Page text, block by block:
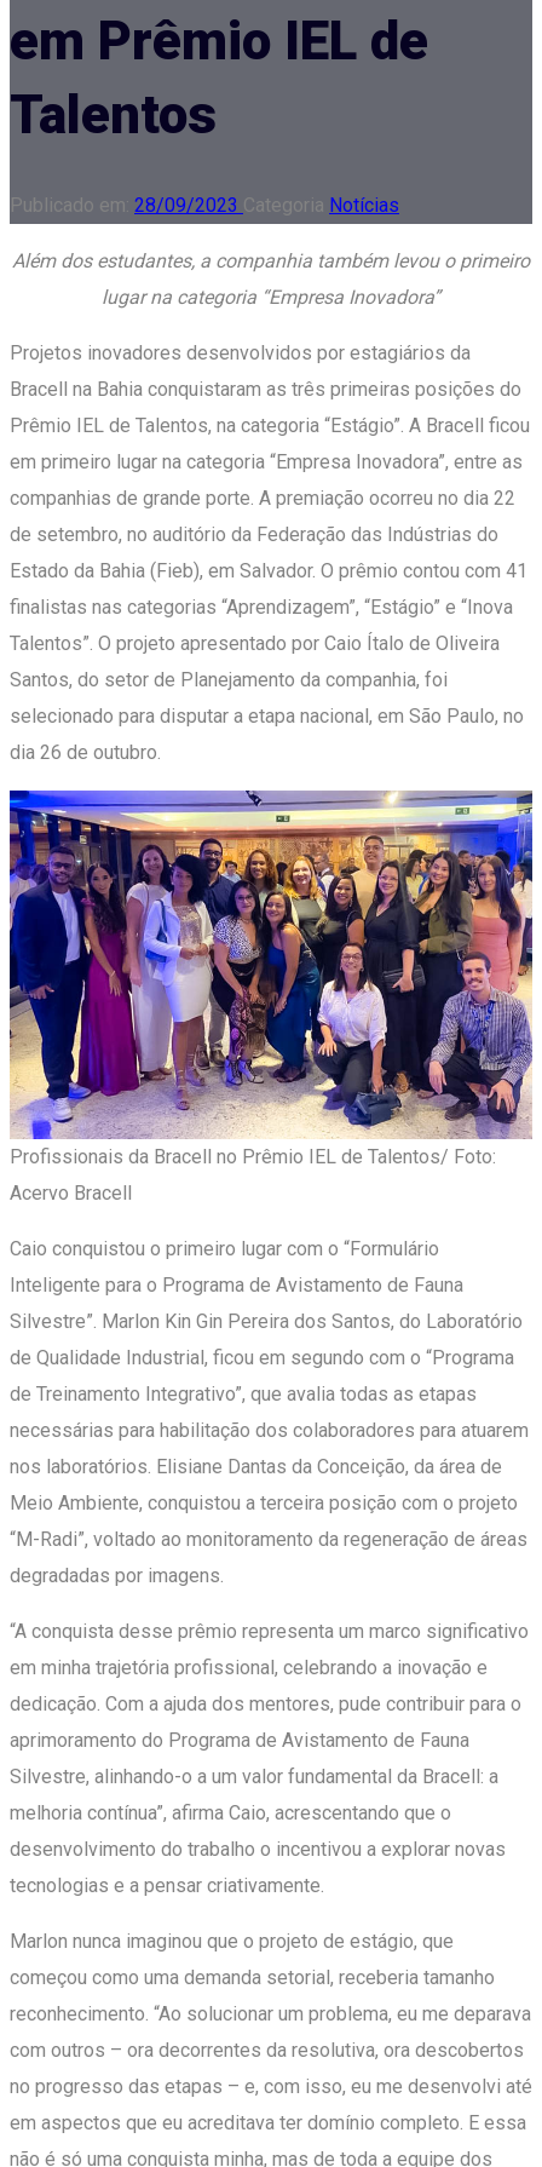
em Prêmio IEL de
Talentos
Publicado em: 28/09/2023 Categoria Notícias
Além dos estudantes, a companhia também levou o primeiro
lugar na categoria “Empresa Inovadora”
Projetos inovadores desenvolvidos por estagiários da
Bracell na Bahia conquistaram as três primeiras posições do
Prêmio IEL de Talentos, na categoria “Estágio”. A Bracell ficou
em primeiro lugar na categoria “Empresa Inovadora”, entre as
companhias de grande porte. A premiação ocorreu no dia 22
de setembro, no auditório da Federação das Indústrias do
Estado da Bahia (Fieb), em Salvador. O prêmio contou com 41
finalistas nas categorias “Aprendizagem”, “Estágio” e “Inova
Talentos”. O projeto apresentado por Caio Ítalo de Oliveira
Santos, do setor de Planejamento da companhia, foi
selecionado para disputar a etapa nacional, em São Paulo, no
dia 26 de outubro.
Profissionais da Bracell no Prêmio IEL de Talentos/ Foto:
Acervo Bracell
Caio conquistou o primeiro lugar com o “Formulário
Inteligente para o Programa de Avistamento de Fauna
Silvestre”. Marlon Kin Gin Pereira dos Santos, do Laboratório
de Qualidade Industrial, ficou em segundo com o “Programa
de Treinamento Integrativo”, que avalia todas as etapas
necessárias para habilitação dos colaboradores para atuarem
nos laboratórios. Elisiane Dantas da Conceição, da área de
Meio Ambiente, conquistou a terceira posição com o projeto
“M-Radi”, voltado ao monitoramento da regeneração de áreas
degradadas por imagens.
“A conquista desse prêmio representa um marco significativo
em minha trajetória profissional, celebrando a inovação e
dedicação. Com a ajuda dos mentores, pude contribuir para o
aprimoramento do Programa de Avistamento de Fauna
Silvestre, alinhando-o a um valor fundamental da Bracell: a
melhoria contínua”, afirma Caio, acrescentando que o
desenvolvimento do trabalho o incentivou a explorar novas
tecnologias e a pensar criativamente.
Marlon nunca imaginou que o projeto de estágio, que
começou como uma demanda setorial, receberia tamanho
reconhecimento. “Ao solucionar um problema, eu me deparava
com outros – ora decorrentes da resolutiva, ora descobertos
no progresso das etapas – e, com isso, eu me desenvolvi até
em aspectos que eu acreditava ter domínio completo. E essa
não é só uma conquista minha, mas de toda a equipe dos